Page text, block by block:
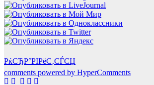
РќСЂР°РІРёС‚СЃСЏ
comments powered by HyperComments